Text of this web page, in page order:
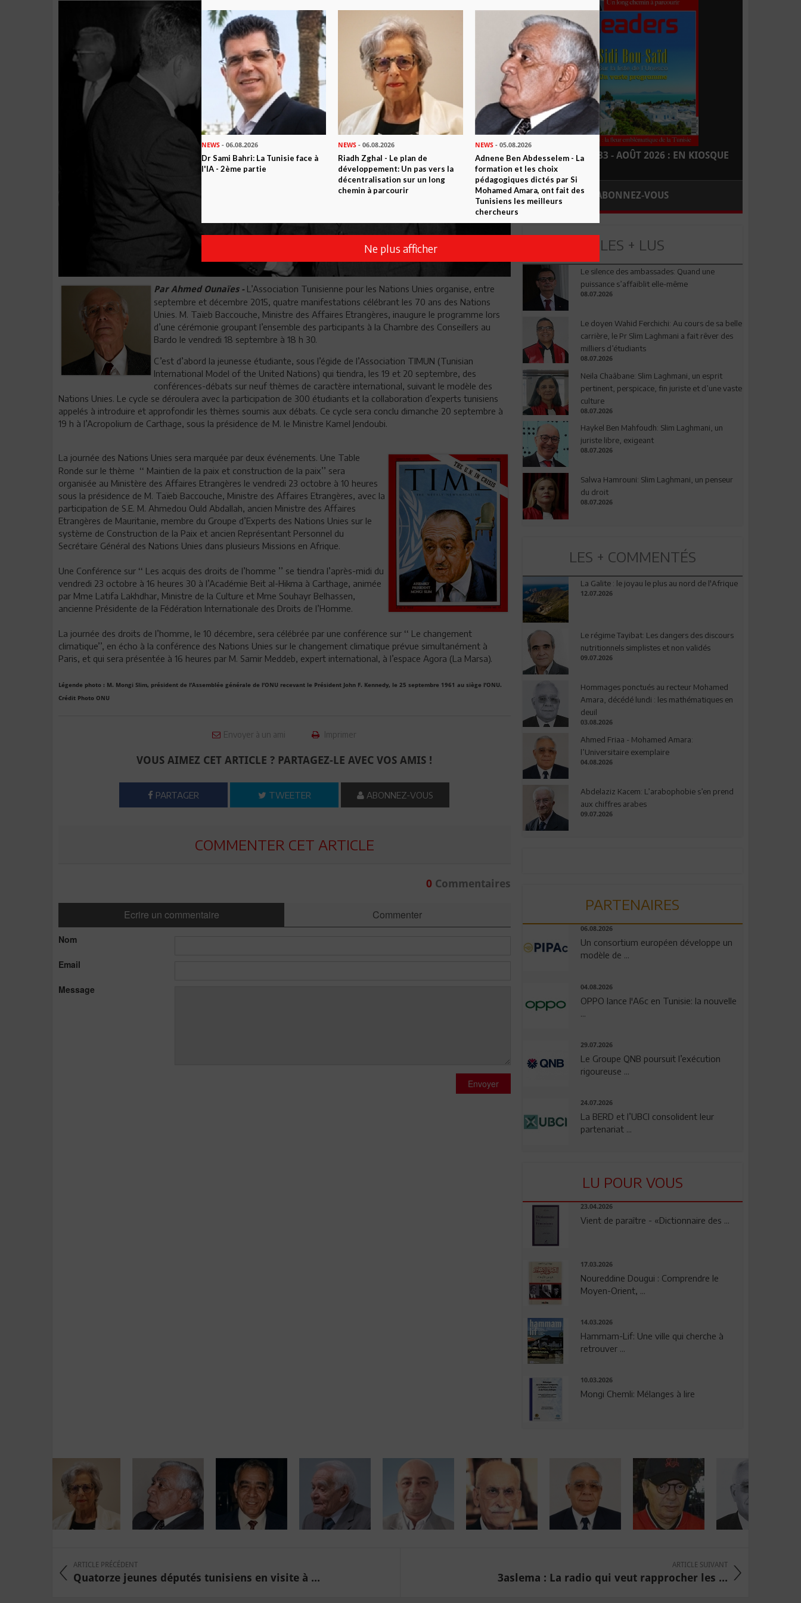
Par Ahmed Ounaïes -L’Association Tunisienne pour les Nations Unies organise, entre
septembre et décembre 2015, quatre manifestations célébrant les 70 ans des Nations
Unies. M. Taïeb Baccouche, Ministre des Affaires Etrangères, inaugure le programme lors
d’une cérémonie groupant l’ensemble des participants à la Chambre des Conseillers au
Bardo le vendredi 18 septembre à 18 h 30.
C’est d’abord la jeunesse étudiante, sous l’égide de l’Association TIMUN (Tunisian
International Model of the United Nations) qui tiendra, les 19 et 20 septembre, des
conférences-débats sur neuf thèmes de caractère international, suivant le modèle des
Nations Unies. Le cycle se déroulera avec la participation de 300 étudiants et la collaboration d’experts tunisiens
appelés à introduire et approfondir les thèmes soumis aux débats. Ce cycle sera conclu dimanche 20 septembre à
19 h à l’Acropolium de Carthage, sous la présidence de M. le Ministre Kamel Jendoubi.
La journée des Nations Unies sera marquée par deux événements. Une Table
Ronde sur le thème ‘‘ Maintien de la paix et construction de la paix’’ sera
organisée au Ministère des Affaires Etrangères le vendredi 23 octobre à 10 heures
sous la présidence de M. Taïeb Baccouche, Ministre des Affaires Etrangères, avec la
participation de S.E. M. Ahmedou Ould Abdallah, ancien Ministre des Affaires
Etrangères de Mauritanie, membre du Groupe d’Experts des Nations Unies sur le
système de Construction de la Paix et ancien Représentant Personnel du
Secrétaire Général des Nations Unies dans plusieurs Missions en Afrique.
Une Conférence sur ‘‘ Les acquis des droits de l’homme ’’ se tiendra l’après-midi du
vendredi 23 octobre à 16 heures 30 à l’Académie Beit al-Hikma à Carthage, animée
par Mme Latifa Lakhdhar, Ministre de la Culture et Mme Souhayr Belhassen,
ancienne Présidente de la Fédération Internationale des Droits de l’Homme.
La journée des droits de l’homme, le 10 décembre, sera célébrée par une conférence sur ‘‘ Le changement
climatique’’, en écho à la conférence des Nations Unies sur le changement climatique prévue simultanément à
Paris, et qui sera présentée à 16 heures par M. Samir Meddeb, expert international, à l’espace Agora (La Marsa).
Légende photo : M. Mongi Slim, président de l’Assemblée générale de l’ONU recevant le Président John F. Kennedy, le 25 septembre 1961 au siège l’ONU.
Crédit Photo ONU
Envoyer à un ami Imprimer
VOUS AIMEZ CET ARTICLE ? PARTAGEZ-LE AVEC VOS AMIS !
PARTAGER TWEETER ABONNEZ-VOUS
COMMENTER CET ARTICLE
0Commentaires
Ecrire un commentaire Commenter
Nom
Email
Message
Envoyer
LEADERS N° 183 - AOÛT 2026 : EN KIOSQUE
ABONNEZ-VOUS
LES + LUS
Le silence des ambassades: Quand une
puissance s’affaiblit elle-même
08.07.2026
Le doyen Wahid Ferchichi: Au cours de sa belle
carrière, le Pr Slim Laghmani a fait rêver des
milliers d’étudiants
08.07.2026
Neila Chaâbane: Slim Laghmani, un esprit
pertinent, perspicace, fin juriste et d’une vaste
culture
08.07.2026
Haykel Ben Mahfoudh: Slim Laghmani, un
juriste libre, exigeant
08.07.2026
Salwa Hamrouni: Slim Laghmani, un penseur
du droit
08.07.2026
LES + COMMENTÉS
La Galite : le joyau le plus au nord de l'Afrique
12.07.2026
Le régime Tayibat: Les dangers des discours
nutritionnels simplistes et non validés
09.07.2026
Hommages ponctués au recteur Mohamed
Amara, décédé lundi : les mathématiques en
deuil
03.08.2026
Ahmed Friaa - Mohamed Amara:
l’Universitaire exemplaire
04.08.2026
Abdelaziz Kacem: L’arabophobie s’en prend
aux chiffres arabes
09.07.2026
PARTENAIRES
06.08.2026
Un consortium européen développe un
modèle de ...
04.08.2026
OPPO lance l'A6c en Tunisie: la nouvelle
29.07.2026
Le Groupe QNB poursuit l’exécution
rigoureuse ...
24.07.2026
La BERD et l’UBCI consolident leur
partenariat ...
LU POUR VOUS
23.04.2026
Vient de paraître - «Dictionnaire des ...
17.03.2026
Noureddine Dougui : Comprendre le
Moyen-Orient, ...
14.03.2026
Hammam-Lif: Une ville qui cherche à
retrouver ...
10.03.2026
Mongi Chemli: Mélanges à lire
ARTICLE PRÉCÉDENT
Quatorze jeunes députés tunisiens en visite à ...
ARTICLE SUIVANT
3aslema : La radio qui veut rapprocher les ...
NEWS - 06.08.2026
Dr Sami Bahri: La Tunisie face à
l'IA - 2ème partie
NEWS - 06.08.2026
Riadh Zghal - Le plan de
développement: Un pas vers la
décentralisation sur un long
chemin à parcourir
NEWS- 05.08.2026
Adnene Ben Abdesselem - La
formation et les choix
pédagogiques dictés par Si
Mohamed Amara, ont fait des
Tunisiens les meilleurs
chercheurs
Ne plus afficher